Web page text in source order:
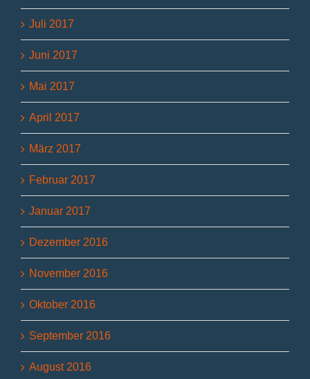
Juli 2017
Juni 2017
Mai 2017
April 2017
März 2017
Februar 2017
Januar 2017
Dezember 2016
November 2016
Oktober 2016
September 2016
August 2016